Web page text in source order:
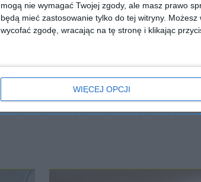
mogą nie wymagać Twojej zgody, ale masz prawo
będą mieć zastosowanie tylko do tej witryny.
wycofać zgodę, wracając na tę stronę i klikając
WIĘCEJ OPCJI